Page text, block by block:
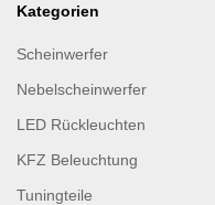
Kategorien
Scheinwerfer
Nebelscheinwerfer
LED Rückleuchten
KFZ Beleuchtung
Tuningteile